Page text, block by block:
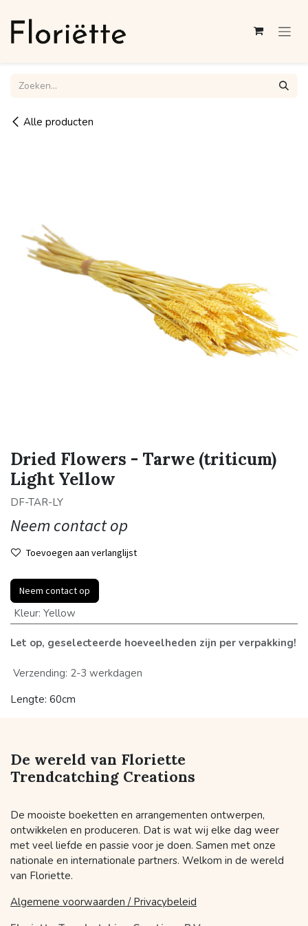
Alle producten
Dried Flowers - Tarwe (triticum)
Light Yellow
DF-TAR-LY
Neem contact op
Toevoegen aan verlanglijst
Neem contact op
Kleur: Yellow
Let op, geselecteerde hoeveelheden zijn per verpakking!
Verzending: 2-3 werkdagen
Lengte: 60cm
De wereld van Floriette
Trendcatching Creations
De mooiste boeketten en arrangementen ontwerpen,
ontwikkelen en produceren. Dat is wat wij elke dag weer
met veel liefde en passie voor je doen. Samen met onze
nationale en internationale partners. Welkom in de wereld
van Floriette.
Algemene voorwaarden / Privacybeleid